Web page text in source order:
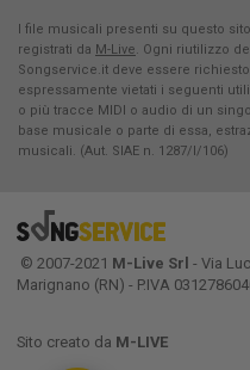
I file musicali presenti su questo
registrati da M-Live. Ogni riutilizzo
Songservice.it deve essere
espressamente vietati i seguenti
o più tracce MIDI o audio di un
base musicale o parte di essa,
musicali. (Aut. SIAE n. 1287/I/106)
© 2007-2021 M-Live Srl - Via
Marignano (RN) - P.IVA
Sito creato da M-LIVE